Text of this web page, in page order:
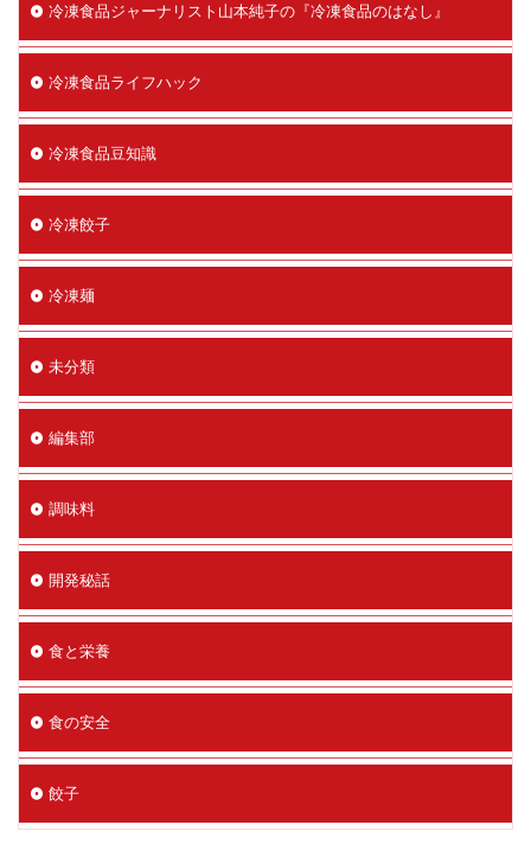
冷凍食品ジャーナリスト山本純子の『冷凍食品のはなし』
冷凍食品ライフハック
冷凍食品豆知識
冷凍餃子
冷凍麺
未分類
編集部
調味料
開発秘話
食と栄養
食の安全
餃子